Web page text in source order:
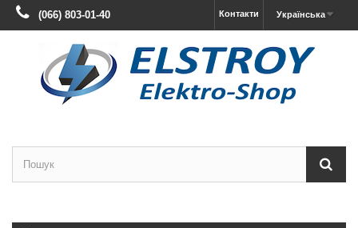
Українська
Контакти
(066) 803-01-40